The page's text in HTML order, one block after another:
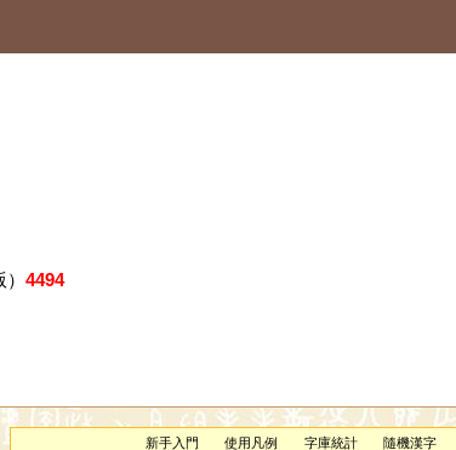
4494
新手入門 使用凡例 字庫統計 隨機漢字